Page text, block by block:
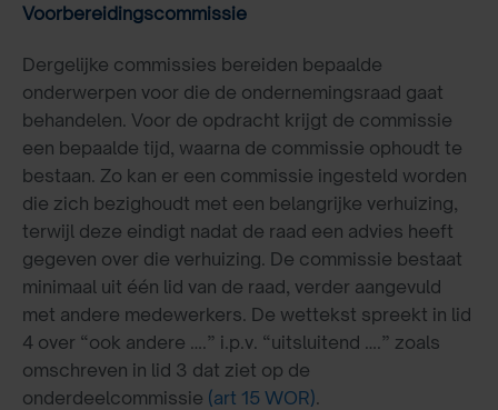
Voorbereidingscommissie
Dergelijke commissies bereiden bepaalde
onderwerpen voor die de ondernemingsraad gaat
behandelen. Voor de opdracht krijgt de commissie
een bepaalde tijd, waarna de commissie ophoudt te
bestaan. Zo kan er een commissie ingesteld worden
die zich bezighoudt met een belangrijke verhuizing,
terwijl deze eindigt nadat de raad een advies heeft
gegeven over die verhuizing. De commissie bestaat
minimaal uit één lid van de raad, verder aangevuld
met andere medewerkers. De wettekst spreekt in lid
4 over “ook andere ….” i.p.v. “uitsluitend ….” zoals
omschreven in lid 3 dat ziet op de
onderdeelcommissie (art 15 WOR).